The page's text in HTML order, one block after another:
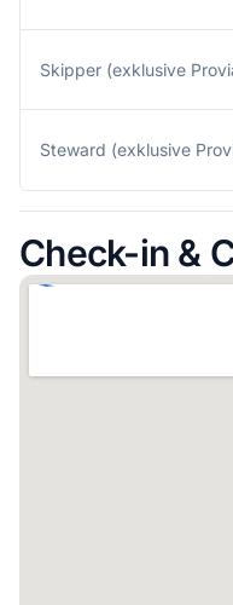
Skipper (exklusive
Steward (exklusive
Check-in &